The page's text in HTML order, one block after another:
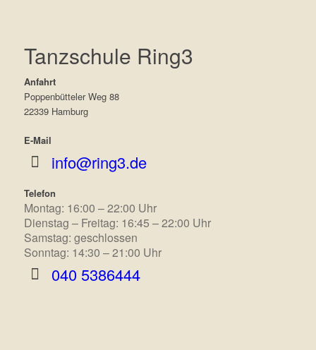
Tanzschule Ring3
Anfahrt
Poppenbütteler Weg 88
22339 Hamburg
E-Mail
info@ring3.de
Telefon
Montag: 16:00 – 22:00 Uhr
Dienstag – Freitag: 16:45 – 22:00 Uhr
Samstag: geschlossen
Sonntag: 14:30 – 21:00 Uhr
040 5386444